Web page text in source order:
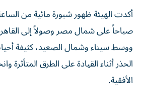
أكدت الهيئة ظهور شبورة مائية من
صباحاً على شمال مصر وصولاً إلى
ووسط سيناء وشمال الصعيد، كثيفة
الحذر أثناء القيادة على الطرق
الأفقية.